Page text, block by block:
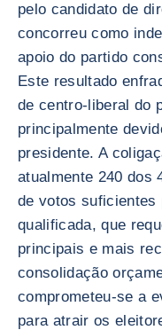
pelo candidato de
concorreu como
apoio do partido
Este resultado
de centro-liberal do
principalmente
presidente. A
atualmente 240 dos
de votos suficientes
qualificada, que
principais e mais
consolidação
comprometeu-se a
para atrair os